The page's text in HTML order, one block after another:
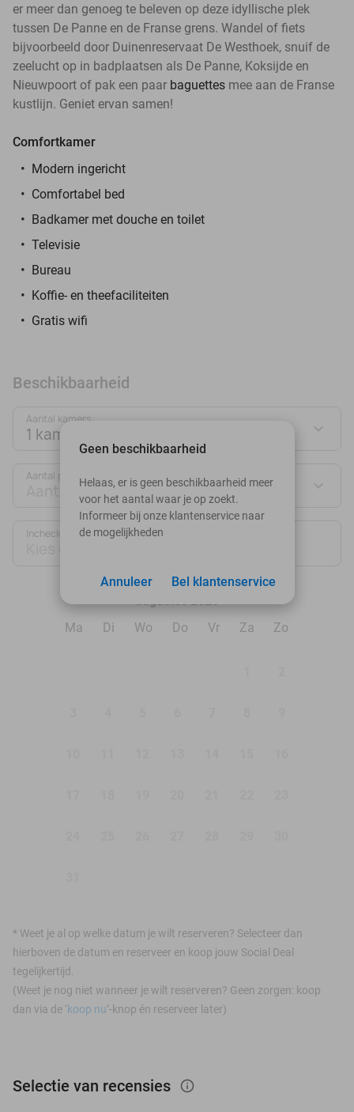
er meer dan genoeg te beleven op deze idyllische plek
tussen De Panne en de Franse grens. Wandel of fiets
bijvoorbeeld door Duinenreservaat De Westhoek, snuif de
zeelucht op in badplaatsen als De Panne, Koksijde en
Nieuwpoort of pak een paar baguettes mee aan de Franse
kustlijn. Geniet ervan samen!
Comfortkamer
Modern ingericht
Comfortabel bed
Badkamer met douche en toilet
Televisie
Bureau
Koffie- en theefaciliteiten
Gratis wifi
Beschikbaarheid
Aantal kamers:
1 kamer
Aantal personen:
Aantal personen
Inchecken
Ma
Di Wo Do Vr Za Zo
* Weet je al op welke datum je wilt reserveren? Selecteer dan
hierboven de datum en reserveer en koop jouw Social Deal
tegelijkertijd.
(Weet je nog niet wanneer je wilt reserveren? Geen zorgen: koop
dan via de ‘koop nu’-knop én reserveer later)
Geen beschikbaarheid
Helaas, er is geen beschikbaarheid meer
voor het aantal waar je op zoekt.
Informeer bij onze klantenservice naar
de mogelijkheden
Bel klantenservice
Annuleer
Selectie van recensies info_outlined